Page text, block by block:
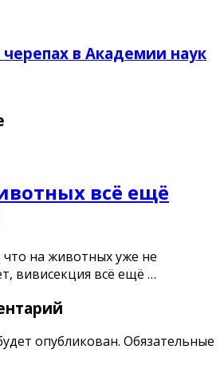
в Академии наук
всё ещё
что на животных уже не
вивисекция всё ещё …
опубликован. Обязательные